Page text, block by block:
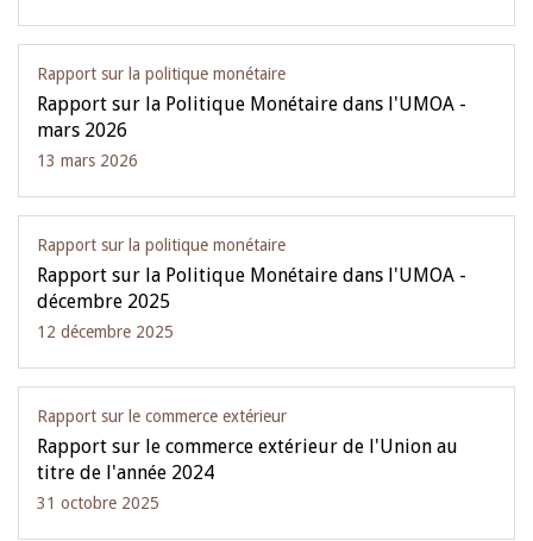
Rapport sur la politique monétaire
Rapport sur la Politique Monétaire dans l'UMOA -
mars 2026
13 mars 2026
Rapport sur la politique monétaire
Rapport sur la Politique Monétaire dans l'UMOA -
décembre 2025
12 décembre 2025
Rapport sur le commerce extérieur
Rapport sur le commerce extérieur de l'Union au
titre de l'année 2024
31 octobre 2025